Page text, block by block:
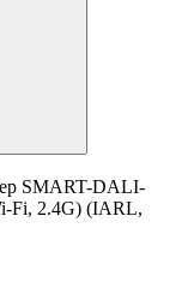
SMART-DALI-
Fi, 2.4G) (IARL,